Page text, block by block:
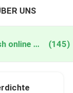
UNS
sonic ipx7 waterproof toothbrush online manufacture (145)